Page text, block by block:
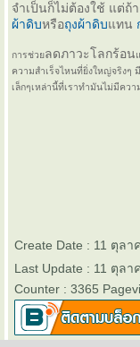
จำเป็นก็ไม่ต้องใช้ แต่ถ้
ผ้าดิบหรือถุงผ้าดิบทน
การช่วลดภาวะโลกร้อน
ความสำเร็จไหนที่ยิ่งใหญ่จริงๆ
เล็กๆเหล่านี้ที่เราทำมันไม่มีคว
Create Date : 11 ตุลา
Last Update : 11 ตุลา
Counter : 3365